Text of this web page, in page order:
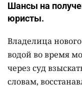
Шансы на
юристы.
Владелица
водой во время
через суд
словам,